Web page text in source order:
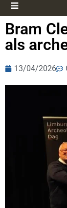
Bram
als
13/04/2026